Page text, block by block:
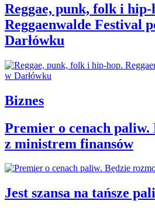
Reggae, punk, folk i hip-
Reggaenwalde Festival
Darłówku
Biznes
Premier o cenach paliw.
z ministrem finansów
Jest szansa na tańsze